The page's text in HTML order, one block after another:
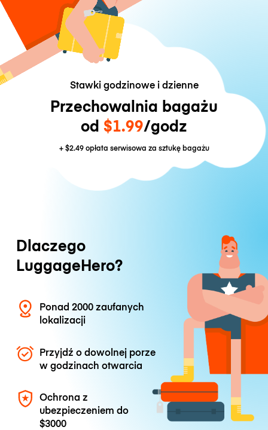
Stawki godzinowe i dzienne
Przechowalnia bagażu
od $1.99/godz
+$2.49opłata serwisowa za sztukę bagażu
Dlaczego
LuggageHero?
Ponad 2000 zaufanych
lokalizacji
Przyjdź o dowolnej porze
w godzinach otwarcia
Ochrona z
ubezpieczeniem do
$3000